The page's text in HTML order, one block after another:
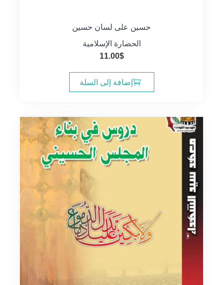
حسين على لسان حسين
الحضارة الإسلامية
11.00$
إضافة إلى السلة